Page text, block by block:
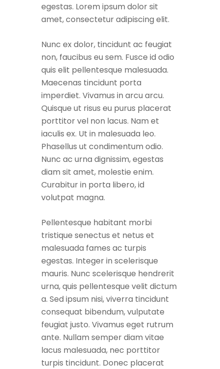
egestas. Lorem ipsum dolor sit
amet, consectetur adipiscing elit.
Nunc ex dolor, tincidunt ac feugiat
non, faucibus eu sem. Fusce id odio
quis elit pellentesque malesuada.
Maecenas tincidunt porta
imperdiet. Vivamus in arcu arcu.
Quisque ut risus eu purus placerat
porttitor vel non lacus. Nam et
iaculis ex. Ut in malesuada leo.
Phasellus ut condimentum odio.
Nunc ac urna dignissim, egestas
diam sit amet, molestie enim.
Curabitur in porta libero, id
volutpat magna.
Pellentesque habitant morbi
tristique senectus et netus et
malesuada fames ac turpis
egestas. Integer in scelerisque
mauris. Nunc scelerisque hendrerit
urna, quis pellentesque velit dictum
a. Sed ipsum nisi, viverra tincidunt
consequat bibendum, vulputate
feugiat justo. Vivamus eget rutrum
ante. Nullam semper diam vitae
lacus malesuada, nec porttitor
turpis tincidunt. Donec placerat